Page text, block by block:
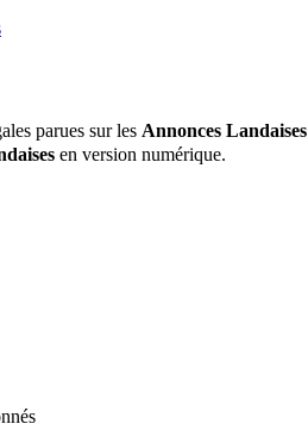
parues sur les Annonces Landaises
en version numérique.